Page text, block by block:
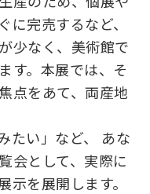
完売するなど、
少なく、美術館で
す。本展では、そ
点をあて、両産地
たい」など、 あな
会として、実際に
示を展開します。